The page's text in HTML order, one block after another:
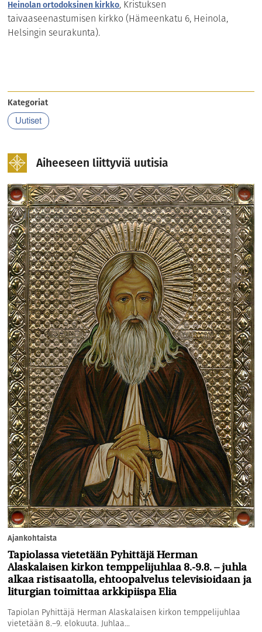
Heinolan ortodoksinen kirkko, Kristuksen
taivaaseenastumisen kirkko (Hämeenkatu 6, Heinola,
Helsingin seurakunta).
Kategoriat
Uutiset
Aiheeseen liittyviä uutisia
Ajankohtaista
Tapiolassa vietetään Pyhittäjä Herman
Alaskalaisen kirkon temppelijuhlaa 8.-9.8. – juhla
alkaa ristisaatolla, ehtoopalvelus televisioidaan ja
liturgian toimittaa arkkipiispa Elia
Tapiolan Pyhittäjä Herman Alaskalaisen kirkon temppelijuhlaa
vietetään 8.–9. elokuuta. Juhlaa...